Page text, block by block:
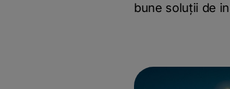
bune soluții de